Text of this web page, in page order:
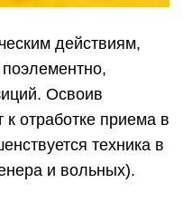
действиям,
Освоив
к отработке приема в
техника в
и вольных).